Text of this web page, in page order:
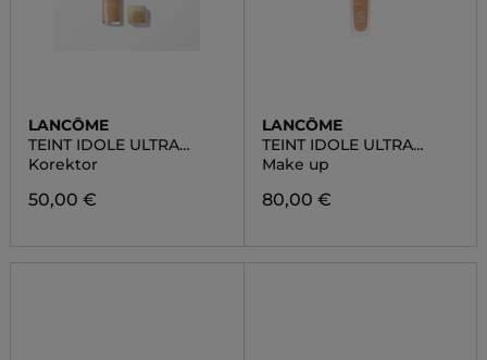
LANCÔME
TEINT IDOLE ULTRA
WEAR & GLOW
CONCEALER
Korektor
50,00 €
LANCÔME
TEINT IDOLE ULTRA
WEAR CARE & GLOW
Make up
80,00 €